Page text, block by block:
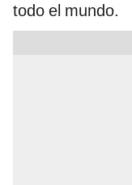
todo el mundo.